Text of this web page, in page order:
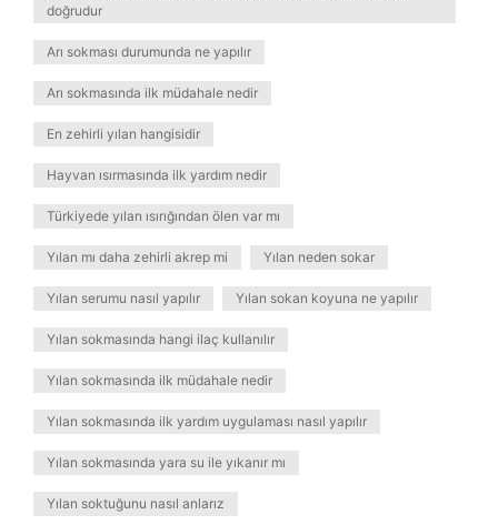
doğrudur
Arı sokması durumunda ne yapılır
Arı sokmasında ilk müdahale nedir
En zehirli yılan hangisidir
Hayvan ısırmasında ilk yardım nedir
Türkiyede yılan ısırığından ölen var mı
Yılan mı daha zehirli akrep mi Yılan neden sokar
Yılan serumu nasıl yapılır Yılan sokan koyuna ne yapılır
Yılan sokmasında hangi ilaç kullanılır
Yılan sokmasında ilk müdahale nedir
Yılan sokmasında ilk yardım uygulaması nasıl yapılır
Yılan sokmasında yara su ile yıkanır mı
Yılan soktuğunu nasıl anlarız